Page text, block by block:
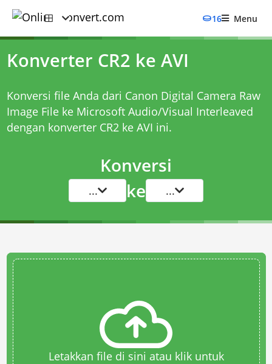
16 Menu
Konverter CR2 ke AVI
Konversi file Anda dari Canon Digital Camera Raw
Image File ke Microsoft Audio/Visual Interleaved
dengan konverter CR2 ke AVI ini.
Konversi
... ke ...
Letakkan file di sini atau klik untuk